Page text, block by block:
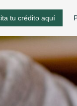
tu crédito aquí